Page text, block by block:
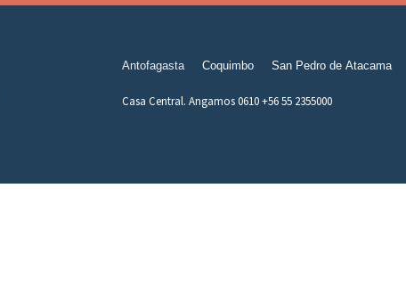
Antofagasta Coquimbo San Pedro de Atacama
Casa Central. Angamos 0610 +56 55 2355000